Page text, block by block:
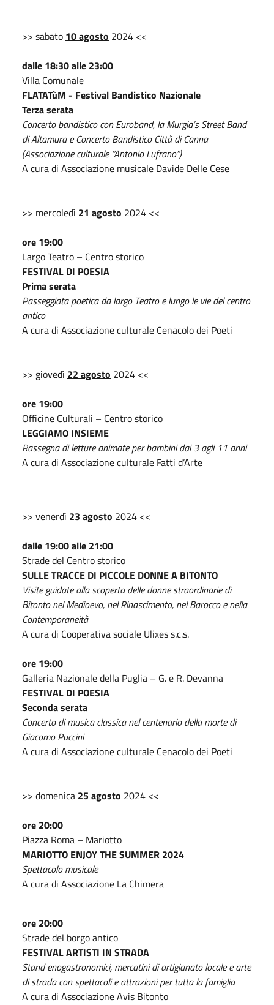
>> sabato 10 agosto 2024 <<
dalle 18:30 alle 23:00
Villa Comunale
FLATATùM - Festival Bandistico Nazionale
Terza serata
Concerto bandistico con Euroband, la Murgia’s Street Band
di Altamura e Concerto Bandistico Città di Canna
(Associazione culturale “Antonio Lufrano”)
A cura di Associazione musicale Davide Delle Cese
>> mercoledì 21 agosto 2024 <<
ore 19:00
Largo Teatro – Centro storico
FESTIVAL DI POESIA
Prima serata
Passeggiata poetica da largo Teatro e lungo le vie del centro
antico
A cura di Associazione culturale Cenacolo dei Poeti
>> giovedì 22 agosto 2024 <<
ore 19:00
Officine Culturali – Centro storico
LEGGIAMO INSIEME
Rassegna di letture animate per bambini dai 3 agli 11 anni
A cura di Associazione culturale Fatti d’Arte
>> venerdì 23 agosto 2024 <<
dalle 19:00 alle 21:00
Strade del Centro storico
SULLE TRACCE DI PICCOLE DONNE A BITONTO
Visite guidate alla scoperta delle donne straordinarie di
Bitonto nel Medioevo, nel Rinascimento, nel Barocco e nella
Contemporaneità
A cura di Cooperativa sociale Ulixes s.c.s.
ore 19:00
Galleria Nazionale della Puglia – G. e R. Devanna
FESTIVAL DI POESIA
Seconda serata
Concerto di musica classica nel centenario della morte di
Giacomo Puccini
A cura di Associazione culturale Cenacolo dei Poeti
>> domenica 25 agosto 2024 <<
ore 20:00
Piazza Roma – Mariotto
MARIOTTO ENJOY THE SUMMER 2024
Spettacolo musicale
A cura di Associazione La Chimera
ore 20:00
Strade del borgo antico
FESTIVAL ARTISTI IN STRADA
Stand enogastronomici, mercatini di artigianato locale e arte
di strada con spettacoli e attrazioni per tutta la famiglia
A cura di Associazione Avis Bitonto